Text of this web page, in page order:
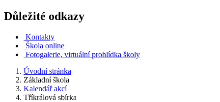
Důležité odkazy
Kontakty
Škola online
Fotogalerie, virtuální prohlídka školy
Úvodní stránka
Základní škola
Kalendář akcí
Tříkrálová sbírka